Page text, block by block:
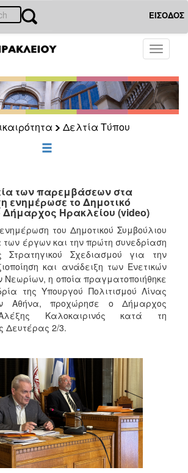
ΕΙΣΟΔΟΣ
Toggle
Δελτία Τύπου
των παρεμβάσεων στα
ενημέρωσε το Δημοτικό
Δήμαρχος Ηρακλείου (video)
του Δημοτικού Συμβούλιου
των έργων και την πρώτη συνεδρίαση
Στρατηγικού Σχεδιασμού για την
και ανάδειξη των Ενετικών
Νεωρίων, η οποία πραγματοποιήθηκε
της Υπουργού Πολιτισμού Λίνας
Αθήνα, προχώρησε ο Δήμαρχος
Καλοκαιρινός κατά τη
Δευτέρας 2/3.